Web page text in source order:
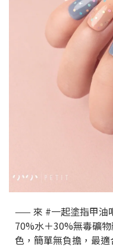
—— 來 #一起塗指甲油
70%水＋30%無毒礦
色，簡單無負擔，最適